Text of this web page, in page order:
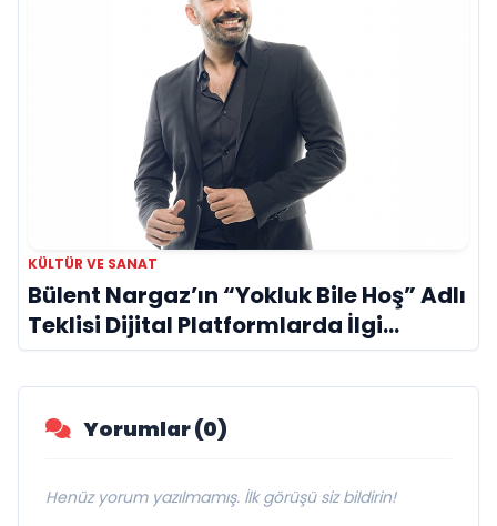
KÜLTÜR VE SANAT
Bülent Nargaz’ın “Yokluk Bile Hoş” Adlı
Teklisi Dijital Platformlarda İlgi
Görmeye Devam Ediyor
Yorumlar (0)
Henüz yorum yazılmamış. İlk görüşü siz bildirin!